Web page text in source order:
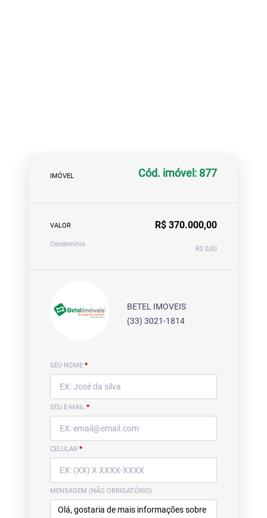
IMÓVEL Cód. imóvel: 877
VALOR R$ 370.000,00
Condomínio
R$ 0,00
BETEL IMOVEIS
(33) 3021-1814
SEU NOME *
SEU E-MAIL *
CELULAR *
MENSAGEM (NÃO OBRIGATÓRIO)